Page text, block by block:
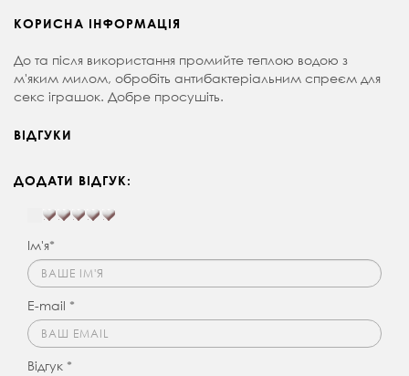
КОРИСНА ІНФОРМАЦІЯ
До та після використання промийте теплою водою з
м'яким милом, обробіть антибактеріальним спреєм для
секс іграшок. Добре просушіть.
ВІДГУКИ
ДОДАТИ ВІДГУК:
Ім'я*
E-mail *
Відгук *